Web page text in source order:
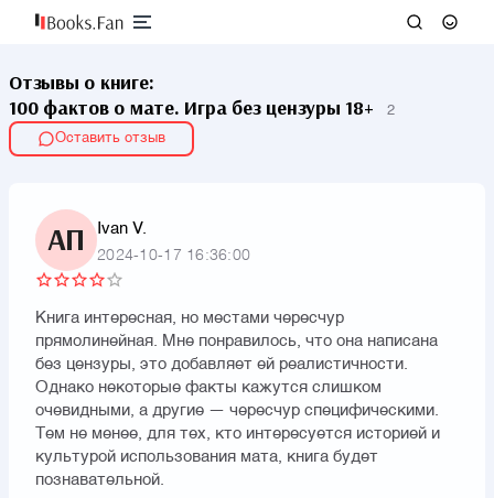
Отзывы о книге:
100 фактов о мате. Игра без цензуры 18+
2
Оставить отзыв
АП Ivan V.
2024-10-17 16:36:00
Книга интересная, но местами чересчур
прямолинейная. Мне понравилось, что она написана
без цензуры, это добавляет ей реалистичности.
Однако некоторые факты кажутся слишком
очевидными, а другие — чересчур специфическими.
Тем не менее, для тех, кто интересуется историей и
культурой использования мата, книга будет
познавательной.